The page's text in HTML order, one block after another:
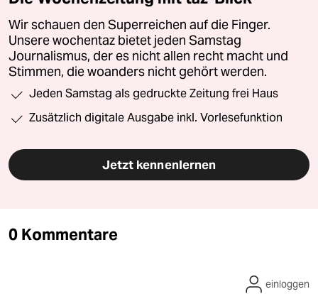
Wir schauen den Superreichen auf die Finger.
Unsere wochentaz bietet jeden Samstag
Journalismus, der es nicht allen recht macht und
Stimmen, die woanders nicht gehört werden.
Jeden Samstag als gedruckte Zeitung frei Haus
Zusätzlich digitale Ausgabe inkl. Vorlesefunktion
Jetzt kennenlernen
0 Kommentare
einloggen